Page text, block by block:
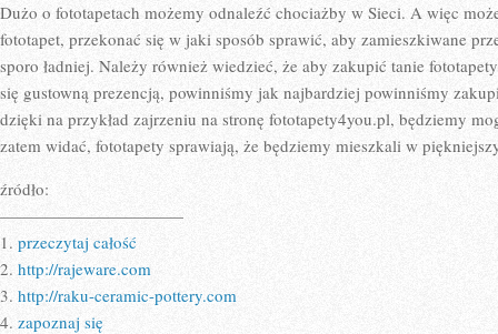
Dużo o fototapetach możemy odnaleźć chociażby w Sieci. A więc
fototapet, przekonać się w jaki sposób sprawić, aby zamieszkiwane
sporo ładniej. Należy również wiedzieć, że aby zakupić tanie
się gustowną prezencją, powinniśmy jak najbardziej powinniśmy
dzięki na przykład zajrzeniu na stronę fototapety4you.pl, będziemy
zatem widać, fototapety sprawiają, że będziemy mieszkali w
źródło:
———————————
1. przeczytaj całość
2. http://rajeware.com
3. http://raku-ceramic-pottery.com
4. zapoznaj się